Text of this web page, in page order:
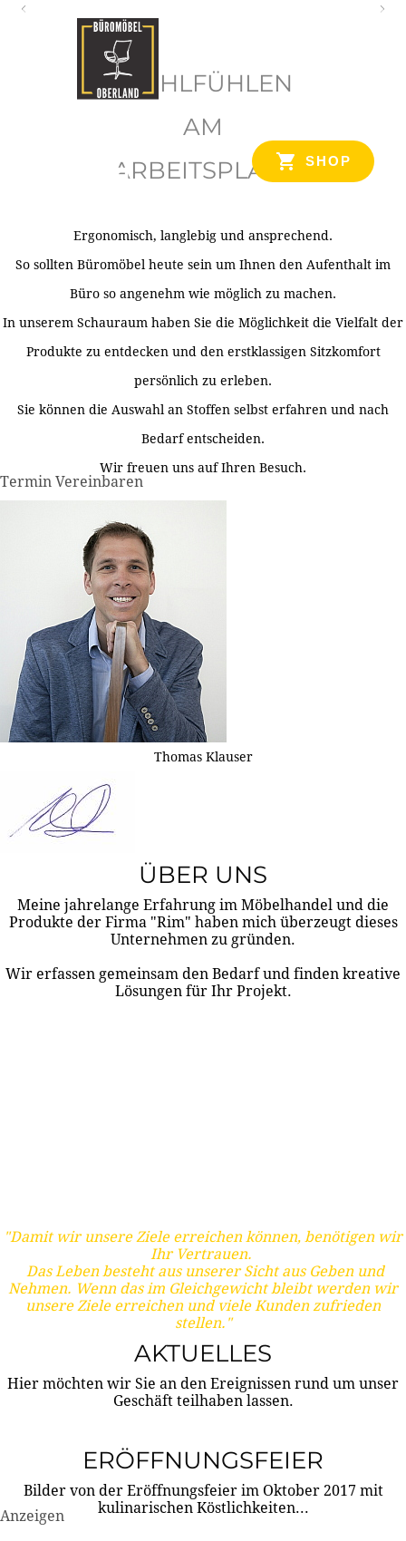
SHOP
WOHLFÜHLEN
AM
ARBEITSPLATZ
Ergonomisch, langlebig und ansprechend.
So sollten Büromöbel heute sein um Ihnen den Aufenthalt im
Büro so angenehm wie möglich zu machen.
In unserem Schauraum haben Sie die Möglichkeit die Vielfalt der
Produkte zu entdecken und den erstklassigen Sitzkomfort
persönlich zu erleben.
Sie können die Auswahl an Stoffen selbst erfahren und nach
Bedarf entscheiden.
Wir freuen uns auf Ihren Besuch.
Termin Vereinbaren
Thomas Klauser
ÜBER UNS
Meine jahrelange Erfahrung im Möbelhandel und die
Produkte der Firma "Rim" haben mich überzeugt dieses
Unternehmen zu gründen.
Wir erfassen gemeinsam den Bedarf und finden kreative
Lösungen für Ihr Projekt.
"Damit wir unsere Ziele erreichen können, benötigen wir
Ihr Vertrauen.
Das Leben besteht aus unserer Sicht aus Geben und
Nehmen. Wenn das im Gleichgewicht bleibt werden wir
unsere Ziele erreichen und viele Kunden zufrieden
stellen."
AKTUELLES
Hier möchten wir Sie an den Ereignissen rund um unser
Geschäft teilhaben lassen.
ERÖFFNUNGSFEIER
Bilder von der Eröffnungsfeier im Oktober 2017 mit
kulinarischen Köstlichkeiten...
Anzeigen